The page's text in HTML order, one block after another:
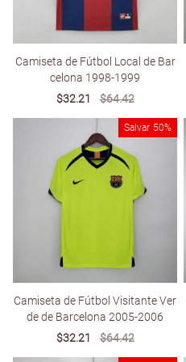
Camiseta de Fútbol Local de Bar
celona 1998-1999
Sale
$32.21
Regular
$64.42
Salvar 50%
Camiseta de Fútbol Visitante Ver
de de Barcelona 2005-2006
Sale
$32.21
Regular
$64.42